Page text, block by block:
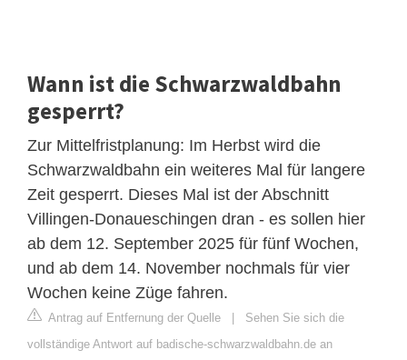
Wann ist die Schwarzwaldbahn
gesperrt?
Zur Mittelfristplanung: Im Herbst wird die
Schwarzwaldbahn ein weiteres Mal für langere
Zeit gesperrt. Dieses Mal ist der Abschnitt
Villingen-Donaueschingen dran - es sollen hier
ab dem 12. September 2025 für fünf Wochen,
und ab dem 14. November nochmals für vier
Wochen keine Züge fahren.
Antrag auf Entfernung der Quelle | Sehen Sie sich die
vollständige Antwort auf badische-schwarzwaldbahn.de an